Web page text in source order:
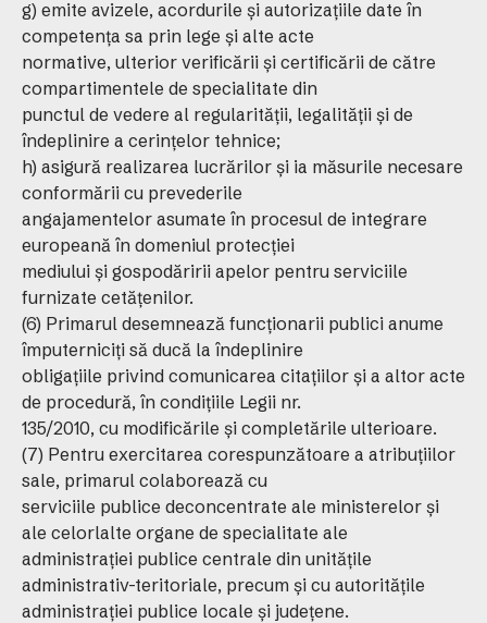
g) emite avizele, acordurile şi autorizaţiile date în
competenţa sa prin lege şi alte acte
normative, ulterior verificării şi certificării de către
compartimentele de specialitate din
punctul de vedere al regularităţii, legalităţii şi de
îndeplinire a cerinţelor tehnice;
h) asigură realizarea lucrărilor şi ia măsurile necesare
conformării cu prevederile
angajamentelor asumate în procesul de integrare
europeană în domeniul protecţiei
mediului şi gospodăririi apelor pentru serviciile
furnizate cetăţenilor.
(6) Primarul desemnează funcţionarii publici anume
împuterniciţi să ducă la îndeplinire
obligaţiile privind comunicarea citaţiilor şi a altor acte
de procedură, în condiţiile Legii nr.
135/2010, cu modificările şi completările ulterioare.
(7) Pentru exercitarea corespunzătoare a atribuţiilor
sale, primarul colaborează cu
serviciile publice deconcentrate ale ministerelor şi
ale celorlalte organe de specialitate ale
administraţiei publice centrale din unităţile
administrativ-teritoriale, precum şi cu autorităţile
administraţiei publice locale şi judeţene.